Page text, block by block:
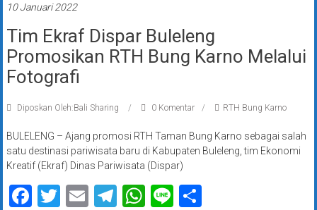
10 Januari 2022
Tim Ekraf Dispar Buleleng
Promosikan RTH Bung Karno Melalui
Fotografi
Diposkan Oleh:Bali Sharing 0 Komentar RTH Bung Karno
BULELENG – Ajang promosi RTH Taman Bung Karno sebagai salah
satu destinasi pariwisata baru di Kabupaten Buleleng, tim Ekonomi
Kreatif (Ekraf) Dinas Pariwisata (Dispar)
Facebook
Twitter
EmailTelegram
WhatsApp
LineShare